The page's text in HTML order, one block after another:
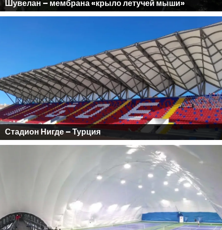
Шувелан – мембрана «крыло летучей мыши»
Стадион Нигде – Турция